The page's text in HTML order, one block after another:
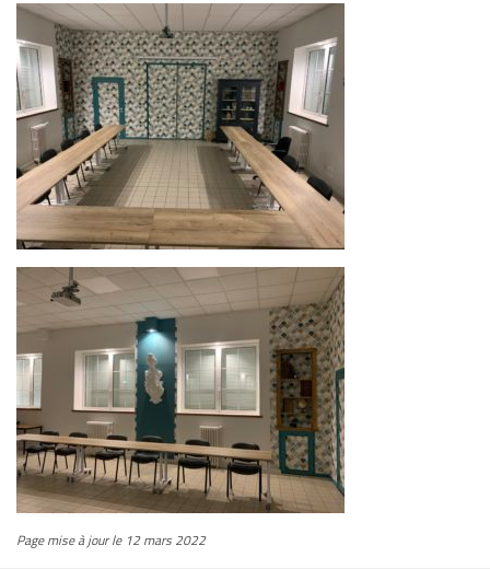
Page mise à jour le 12 mars 2022